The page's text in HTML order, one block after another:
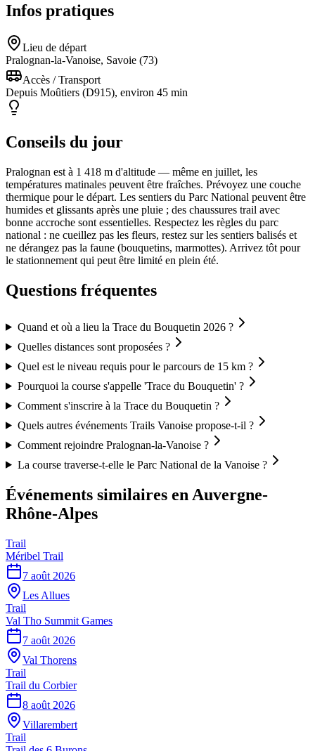
Infos pratiques
Lieu de départ
Pralognan-la-Vanoise, Savoie (73)
Accès / Transport
Depuis Moûtiers (D915), environ 45 min
Conseils du jour
Pralognan est à 1 418 m d'altitude — même en juillet, les
températures matinales peuvent être fraîches. Prévoyez une couche
thermique pour le départ. Les sentiers du Parc National peuvent être
humides et glissants après une pluie ; des chaussures trail avec
bonne accroche sont essentielles. Respectez les règles du parc
national : ne cueillez pas les fleurs, restez sur les sentiers balisés et
ne dérangez pas la faune (bouquetins, marmottes). Arrivez tôt pour
le stationnement qui peut être limité en plein été.
Questions fréquentes
Quand et où a lieu la Trace du Bouquetin 2026 ?
Quelles distances sont proposées ?
Quel est le niveau requis pour le parcours de 15 km ?
Pourquoi la course s'appelle 'Trace du Bouquetin' ?
Comment s'inscrire à la Trace du Bouquetin ?
Quels autres événements Trails Vanoise propose-t-il ?
Comment rejoindre Pralognan-la-Vanoise ?
La course traverse-t-elle le Parc National de la Vanoise ?
Événements similaires en Auvergne-
Rhône-Alpes
Trail
Méribel Trail
7 août 2026
Les Allues
Trail
Val Tho Summit Games
7 août 2026
Val Thorens
Trail
Trail du Corbier
8 août 2026
Villarembert
Trail